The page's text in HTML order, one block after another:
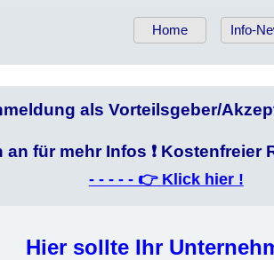
Home Info-
als Vorteilsgeber/
für mehr Infos ❗ Kostenfreier
- - - - - 👉 Klick hier !
Hier sollte Ihr